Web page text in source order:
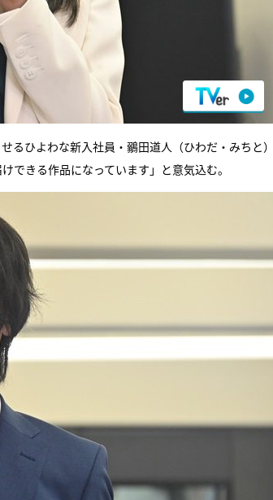
るひよわな新入社員・鶸田道人（ひわだ・みちと）
できる作品になっています」と意気込む。